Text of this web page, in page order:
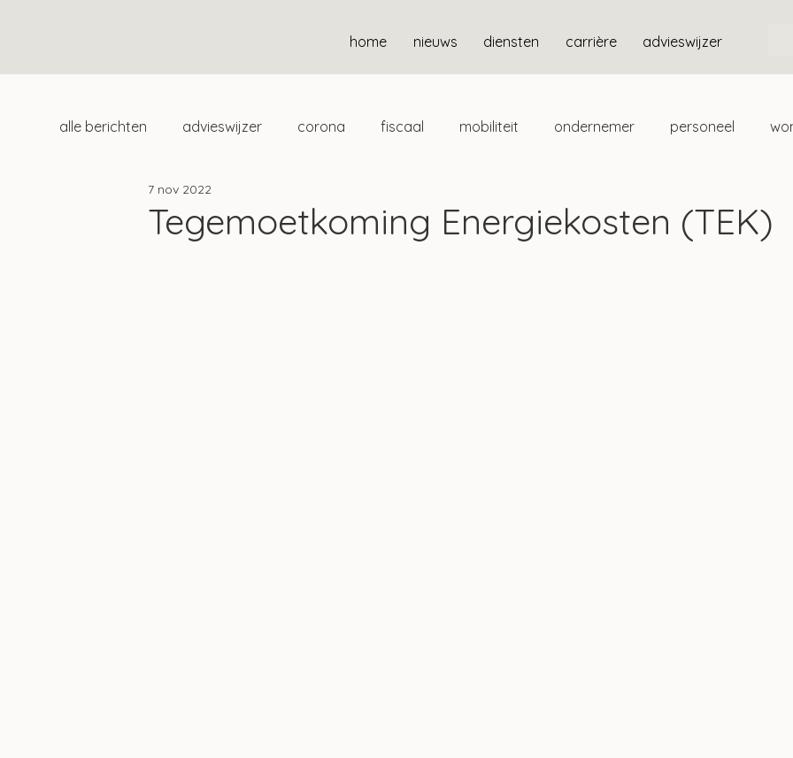
home nieuws diensten carrière advieswijzer
alle berichten advieswijzer corona fiscaal mobiliteit ondernemer personeel
duurzaam home
Tegemoetkoming Energiekosten (TEK)
7 nov 2022